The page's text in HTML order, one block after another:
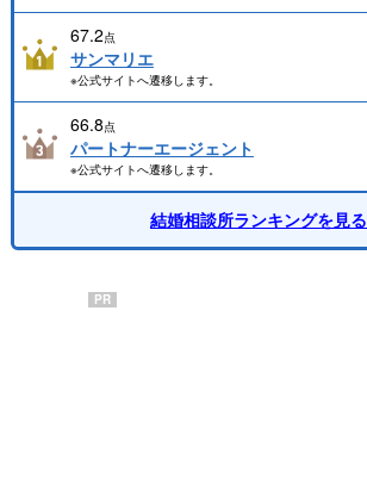
67.2点
サンマリエ
※公式サイトへ遷移します。
66.8点
パートナーエージェント
※公式サイトへ遷移します。
結婚相談所ランキングを見る
PR